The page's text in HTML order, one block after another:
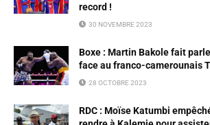
record !
30 NOVEMBRE 2023
Boxe : Martin Bakole fait
face au franco-camerounais
28 OCTOBRE 2023
RDC : Moïse Katumbi